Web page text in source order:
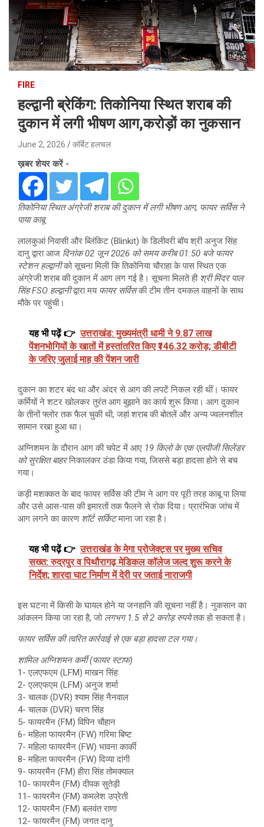
FIRE
हल्द्वानी ब्रेकिंग: तिकोनिया स्थित शराब की
दुकान में लगी भीषण आग,करोड़ों का नुकसान
June 2, 2026 कॉर्बेट हलचल
ख़बर शेयर करें -
तिकोनिया स्थित अंग्रेजी शराब की दुकान में लगी भीषण आग, फायर सर्विस ने
पाया काबू
लालकुआं निवासी और ब्लिंकिट (Blinkit) के डिलीवरी बॉय श्री अनुज सिंह
दानु द्वारा आज दिनांक 02 जून 2026 को समय करीब 01:50 बजे फायर
स्टेशन हल्द्वानीको सूचना मिली कि तिकोनिया चौराहा के पास स्थित एक
अंग्रेजी शराब की दुकान में आग लग गई है। सूचना मिलते ही श्री मिंदर पाल
सिंह FSO हल्द्वानीद्वारा मय फायर सर्विसकी टीम तीन दमकल वाहनों के साथ
मौके पर पहुंची।
यह भी पढ़ें 👉 उत्तराखंड: मुख्यमंत्री धामी ने 9.87 लाख
पेंशनभोगियों के खातों में हस्तांतरित किए ₹146.32 करोड़; डीबीटी
के जरिए जुलाई माह की पेंशन जारी
दुकान का शटर बंद था और अंदर से आग की लपटें निकल रही थीं। फायर
कर्मियों ने शटर खोलकर तुरंत आग बुझाने का कार्य शुरू किया। आग दुकान
के तीनों फ्लोर तक फैल चुकी थी, जहां शराब की बोतलें और अन्य ज्वलनशील
सामान रखा हुआ था।
अग्निशमन के दौरान आग की चपेट में आए 19 किलो के एक एलपीजी सिलेंडर
को सुरक्षित बाहरनिकालकर ठंडा किया गया, जिससे बड़ा हादसा होने से बच
गया।
कड़ी मशक्कत के बाद फायर सर्विस की टीम ने आग पर पूरी तरह काबू पा लिया
और उसे आस-पास की इमारतों तक फैलने से रोक दिया। प्रारंभिक जांच में
आग लगने का कारण शॉर्ट सर्किटमाना जा रहा है।
यह भी पढ़ें 👉 उत्तराखंड के मेगा प्रोजेक्ट्स पर मुख्य सचिव
सख्त: रुद्रपुर व पिथौरागढ़ मेडिकल कॉलेज जल्द शुरू करने के
निर्देश; शारदा घाट निर्माण में देरी पर जताई नाराजगी
इस घटना में किसी के घायल होने या जनहानि की सूचना नहीं है। नुकसान का
आंकलन किया जा रहा है, जो लगभग 1.5 से 2 करोड़ रुपयेतक हो सकता है।
फायर सर्विस की त्वरित कार्रवाई से एक बड़ा हादसा टल गया।
शामिल अग्निशमन कर्मी (फायर स्टाफ)
1- एलएफएम (LFM) माखन सिंह
2- एलएफएम (LFM) अनुज शर्मा
3- चालक (DVR) श्याम सिंह नैनवाल
4- चालक (DVR) चरण सिंह
5- फायरमैन (FM) विपिन चौहान
6- महिला फायरमैन (FW) गरिमा बिष्ट
7- महिला फायरमैन (FW) भावना कार्की
8- महिला फायरमैन (FW) दिव्या दांगी
9- फायरमैन (FM) हीरा सिंह तोमक्याल
10- फायरमैन (FM) दीपक सुतेड़ी
11- फायरमैन (FM) कमलेश उप्रेती
12- फायरमैन (FM) बलवंत राणा
12- फायरमैन (FM) जगत दानु